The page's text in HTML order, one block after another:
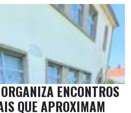
ENCONTROS
QUE APROXIMAM